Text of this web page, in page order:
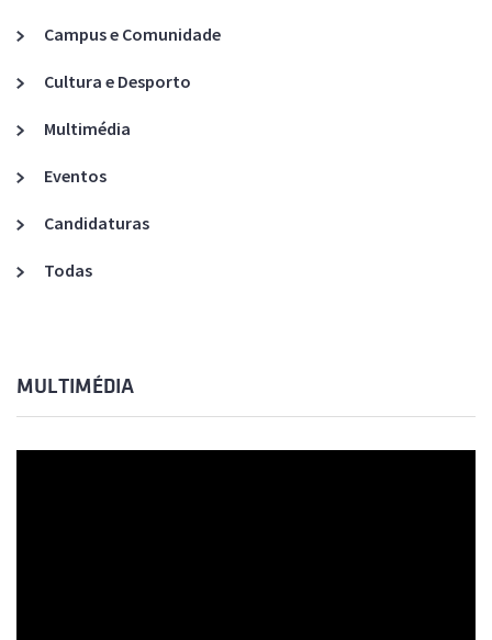
Campus e Comunidade
Cultura e Desporto
Multimédia
Eventos
Candidaturas
Todas
MULTIMÉDIA